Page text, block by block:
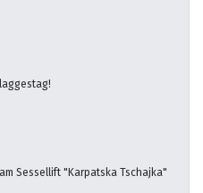
Sessellift "Karpatska Tschajka"